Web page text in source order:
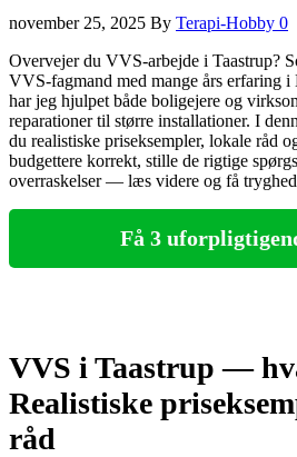
november 25, 2025 By Terapi-Hobby 0
Overvejer du VVS‑arbejde i Taastrup?
VVS‑fagmand med mange års erfaring
har jeg hjulpet både boligejere og
reparationer til større installationer. I
du realistiske priseksempler, lokale råd
budgettere korrekt, stille de rigtige
overraskelser — læs videre og få
Få 3
VVS i Taastrup —
Realistiske
råd